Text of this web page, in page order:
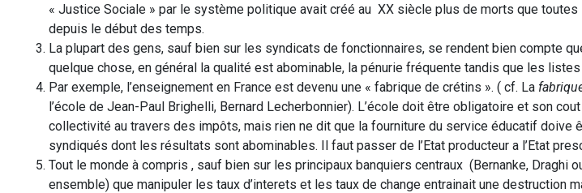
« Justice Sociale » par le système politique avait créé au XX siècle plus de morts que
depuis le début des temps.
La plupart des gens, sauf bien sur les syndicats de fonctionnaires, se rendent bien compte
quelque chose, en général la qualité est abominable, la pénurie fréquente tandis que les listes
Par exemple, l’enseignement en France est devenu une « fabrique de crétins ». ( cf. La
l’école de Jean-Paul Brighelli, Bernard Lecherbonnier). L’école doit être obligatoire et son
collectivité au travers des impôts, mais rien ne dit que la fourniture du service éducatif doive
syndiqués dont les résultats sont abominables. Il faut passer de l’Etat producteur a l’Etat
Tout le monde à compris , sauf bien sur les principaux banquiers centraux (Bernanke, Draghi
ensemble) que manipuler les taux d’interets et les taux de change entrainait une destruction